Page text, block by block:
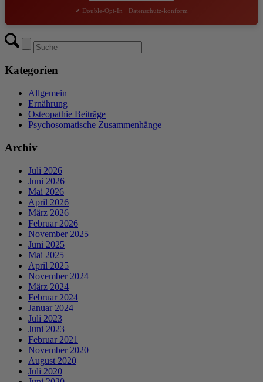
✔ Double-Opt-In · Datenschutz-konform
Kategorien
Allgemein
Ernährung
Osteopathie Beiträge
Psychosomatische Zusammenhänge
Archiv
Juli 2026
Juni 2026
Mai 2026
April 2026
März 2026
Februar 2026
November 2025
Juni 2025
Mai 2025
April 2025
November 2024
März 2024
Februar 2024
Januar 2024
Juli 2023
Juni 2023
Februar 2021
November 2020
August 2020
Juli 2020